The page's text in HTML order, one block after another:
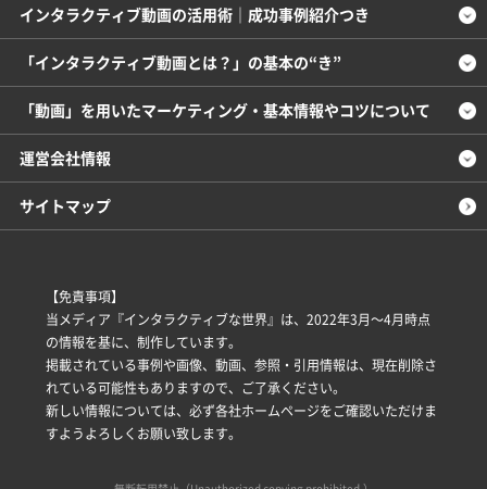
インタラクティブ動画の活用術｜成功事例紹介つき
「インタラクティブ動画とは？」の基本の“き”
「動画」を用いたマーケティング・基本情報やコツについて
運営会社情報
サイトマップ
【免責事項】
当メディア『インタラクティブな世界』は、2022年3月～4月時点
の情報を基に、制作しています。
掲載されている事例や画像、動画、参照・引用情報は、現在削除さ
れている可能性もありますので、ご了承ください。
新しい情報については、必ず各社ホームページをご確認いただけま
すようよろしくお願い致します。